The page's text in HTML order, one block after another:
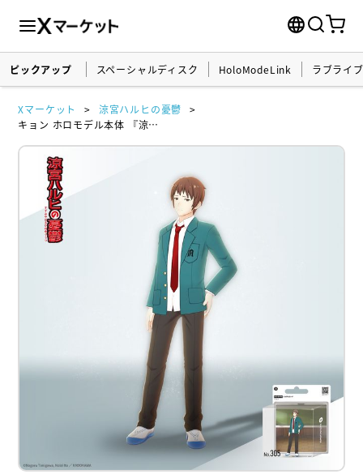
ピックアップ スペーシャルディスク HoloModeLink ラブライ
Xマーケット
涼宮ハルヒの憂鬱
キョン ホロモデル本体 『涼宮ハルヒの憂鬱』